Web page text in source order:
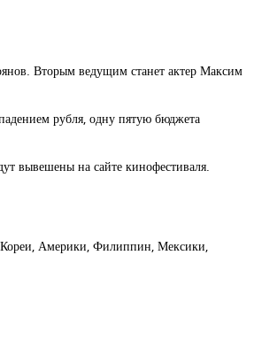
Вторым ведущим станет актер Максим
рубля, одну пятую бюджета
вывешены на сайте кинофестиваля.
Кореи, Америки, Филиппин, Мексики,